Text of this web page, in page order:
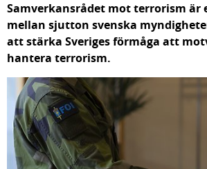
Samverkansrådet mot terrorism är
mellan sjutton svenska
att stärka Sveriges förmåga att
hantera terrorism.